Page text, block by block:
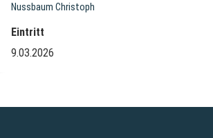
Nussbaum Christoph
Eintritt
9.03.2026